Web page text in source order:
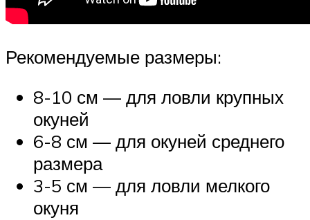
Рекомендуемые размеры:
8-10 см — для ловли крупных
окуней
6-8 см — для окуней среднего
размера
3-5 см — для ловли мелкого
окуня